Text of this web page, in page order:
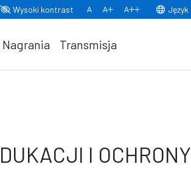
Wysoki kontrast
Normalny rozmiar czcionki
Rozmiar czcionki 150%
Język
Nagrania Transmisja
I OCHRONY